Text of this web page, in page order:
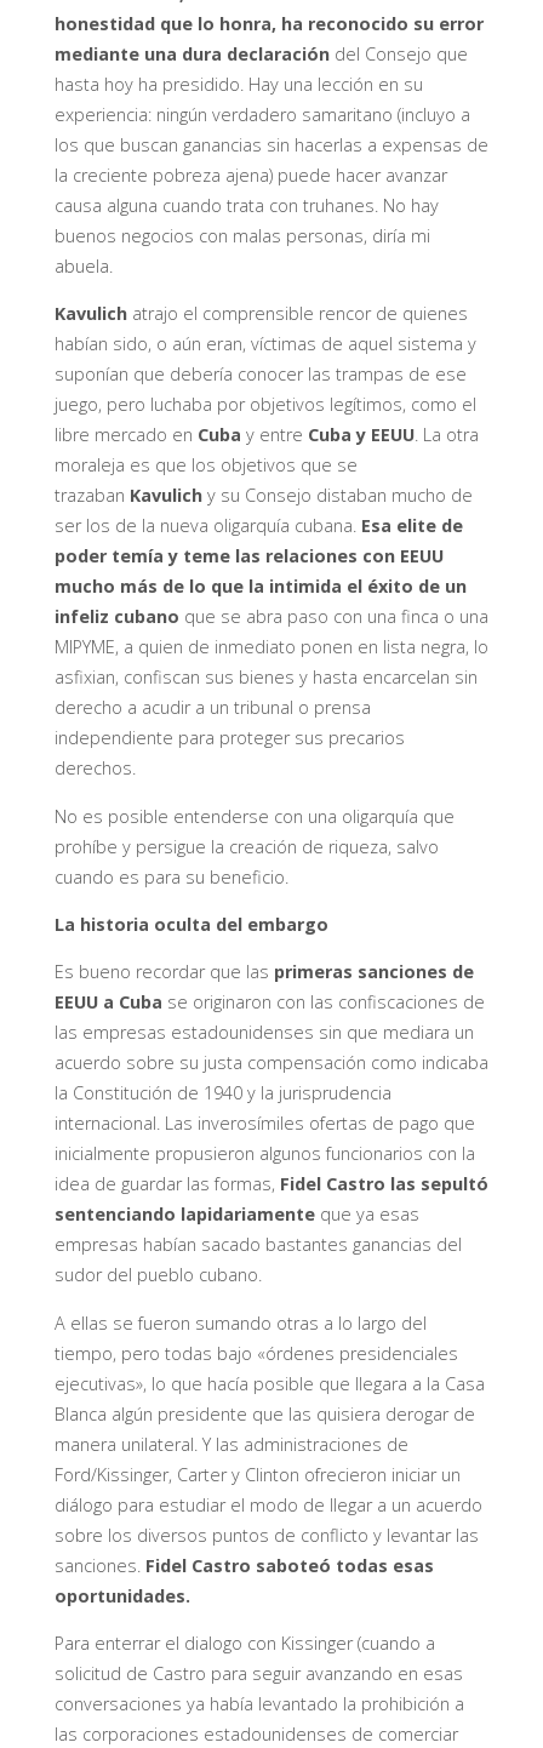
honestidad que lo honra, ha reconocido su error
mediante una dura declaracióndel Consejo que
hasta hoy ha presidido. Hay una lección en su
experiencia: ningún verdadero samaritano (incluyo a
los que buscan ganancias sin hacerlas a expensas de
la creciente pobreza ajena) puede hacer avanzar
causa alguna cuando trata con truhanes. No hay
buenos negocios con malas personas, diría mi
abuela.
Kavulichatrajo el comprensible rencor de quienes
habían sido, o aún eran, víctimas de aquel sistema y
suponían que debería conocer las trampas de ese
juego, pero luchaba por objetivos legítimos, como el
libre mercado en Cuba y entre Cuba y EEUU. La otra
moraleja es que los objetivos que se
trazaban Kavulichy su Consejo distaban mucho de
ser los de la nueva oligarquía cubana. Esa elite de
poder temía y teme las relaciones con EEUU
mucho más de lo que la intimida el éxito de un
infeliz cubano que se abra paso con una finca o una
MIPYME, a quien de inmediato ponen en lista negra, lo
asfixian, confiscan sus bienes y hasta encarcelan sin
derecho a acudir a un tribunal o prensa
independiente para proteger sus precarios
derechos.
No es posible entenderse con una oligarquía que
prohíbe y persigue la creación de riqueza, salvo
cuando es para su beneficio.
La historia oculta del embargo
Es bueno recordar que las primeras sanciones de
EEUU a Cuba se originaron con las confiscaciones de
las empresas estadounidenses sin que mediara un
acuerdo sobre su justa compensación como indicaba
la Constitución de 1940 y la jurisprudencia
internacional. Las inverosímiles ofertas de pago que
inicialmente propusieron algunos funcionarios con la
idea de guardar las formas, Fidel Castro las sepultó
sentenciando lapidariamenteque ya esas
empresas habían sacado bastantes ganancias del
sudor del pueblo cubano.
A ellas se fueron sumando otras a lo largo del
tiempo, pero todas bajo «órdenes presidenciales
ejecutivas», lo que hacía posible que llegara a la Casa
Blanca algún presidente que las quisiera derogar de
manera unilateral. Y las administraciones de
Ford/Kissinger, Carter y Clinton ofrecieron iniciar un
diálogo para estudiar el modo de llegar a un acuerdo
sobre los diversos puntos de conflicto y levantar las
sanciones. Fidel Castro saboteó todas esas
oportunidades.
Para enterrar el dialogo con Kissinger (cuando a
solicitud de Castro para seguir avanzando en esas
conversaciones ya había levantado la prohibición a
las corporaciones estadounidenses de comerciar